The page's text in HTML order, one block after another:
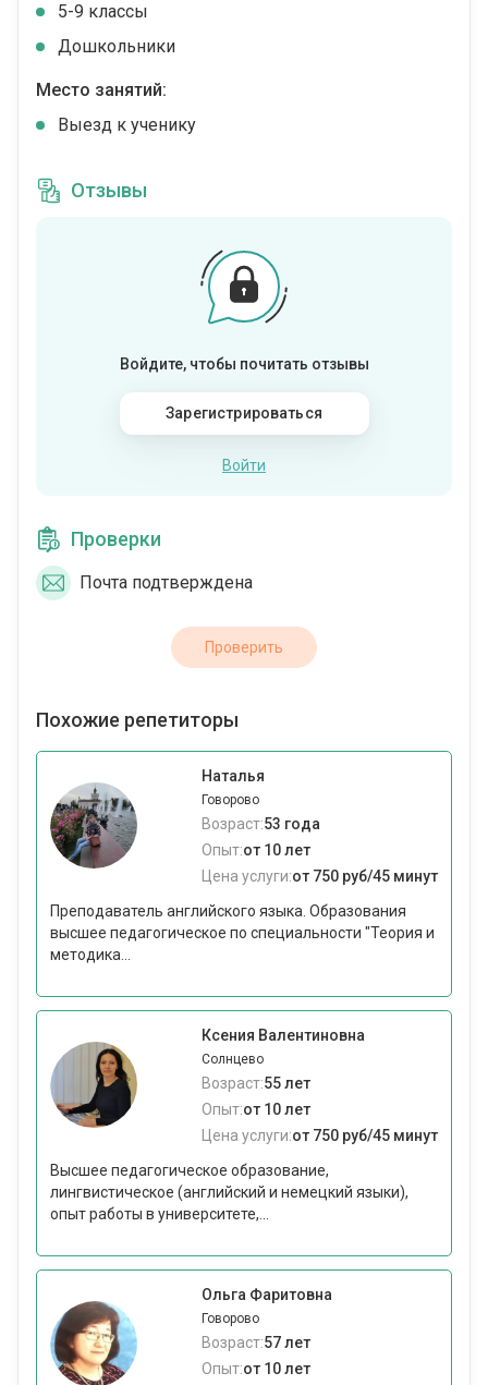
5-9 классы
Дошкольники
Место занятий:
Выезд к ученику
Отзывы
Войдите, чтобы почитать отзывы
Зарегистрироваться
Войти
Проверки
Почта подтверждена
Проверить
Похожие репетиторы
Наталья
Говорово
Возраст:53 года
Опыт:от 10 лет
Цена услуги:от 750 руб/45 минут
Преподаватель английского языка. Образования
высшее педагогическое по специальности "Теория и
методика...
Ксения Валентиновна
Солнцево
Возраст:55 лет
Опыт:от 10 лет
Цена услуги:от 750 руб/45 минут
Высшее педагогическое образование,
лингвистическое (английский и немецкий языки),
опыт работы в университете,...
Ольга Фаритовна
Говорово
Возраст:57 лет
Опыт:от 10 лет